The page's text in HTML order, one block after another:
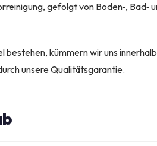
gefolgt von Boden‑, Bad‑
bestehen, kümmern wir uns
unsere Qualitätsgarantie.